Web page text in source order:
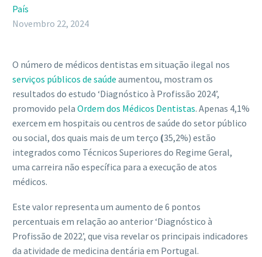
País
Novembro 22, 2024
O número de médicos dentistas em situação ilegal nos
serviços públicos de saúde aumentou, mostram os
resultados do estudo ‘Diagnóstico à Profissão 2024’,
promovido pela Ordem dos Médicos Dentistas. Apenas 4,1%
exercem em hospitais ou centros de saúde do setor público
ou social, dos quais mais de um terço (35,2%) estão
integrados como Técnicos Superiores do Regime Geral,
uma carreira não específica para a execução de atos
médicos.
Este valor representa um aumento de 6 pontos
percentuais em relação ao anterior ‘Diagnóstico à
Profissão de 2022’, que visa revelar os principais indicadores
da atividade de medicina dentária em Portugal.